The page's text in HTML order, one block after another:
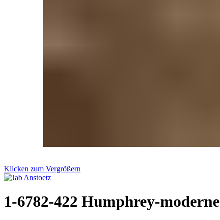
Klicken zum Vergrößern
1-6782-422 Humphrey-